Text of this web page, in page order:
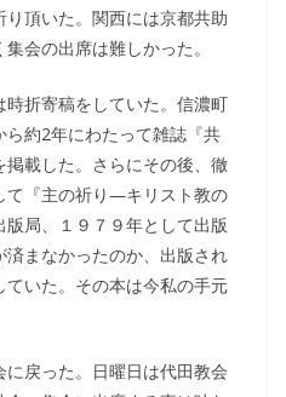
頂いた。関西には京都共助
会の出席は難しかった。
折寄稿をしていた。信濃町
約2年にわたって雑誌『共
載した。さらにその後、徹
て『主の祈り―キリスト教の
局、１９７９年として出版
済まなかったのか、出版され
いた。その本は今私の手元
戻った。日曜日は代田教会